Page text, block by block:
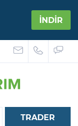
İNDİR
TRADER